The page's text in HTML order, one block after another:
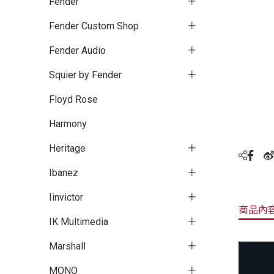
Fender Custom Shop
Fender Audio
Squier by Fender
Floyd Rose
Harmony
Heritage
Ibanez
Iinvictor
IK Multimedia
Marshall
MONO
商品內